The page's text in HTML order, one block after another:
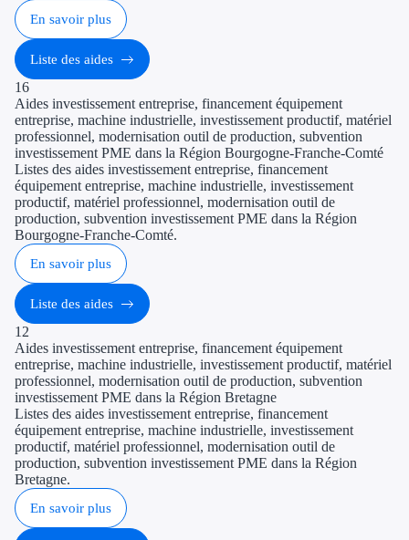
En savoir plus
Liste des aides
16
Aides investissement entreprise, financement équipement
entreprise, machine industrielle, investissement productif, matériel
professionnel, modernisation outil de production, subvention
investissement PME dans la Région Bourgogne-Franche-Comté
Listes des aides investissement entreprise, financement
équipement entreprise, machine industrielle, investissement
productif, matériel professionnel, modernisation outil de
production, subvention investissement PME dans la Région
Bourgogne-Franche-Comté.
En savoir plus
Liste des aides
12
Aides investissement entreprise, financement équipement
entreprise, machine industrielle, investissement productif, matériel
professionnel, modernisation outil de production, subvention
investissement PME dans la Région Bretagne
Listes des aides investissement entreprise, financement
équipement entreprise, machine industrielle, investissement
productif, matériel professionnel, modernisation outil de
production, subvention investissement PME dans la Région
Bretagne.
En savoir plus